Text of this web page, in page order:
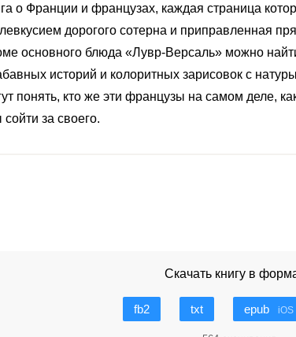
о Франции и французах, каждая страница
дорогого сотерна и приправленная
основного блюда «Лувр-Версаль» можно
историй и колоритных зарисовок с
понять, кто же эти французы на самом деле,
за своего.
Скачать книгу в
fb2 txt epub iOS